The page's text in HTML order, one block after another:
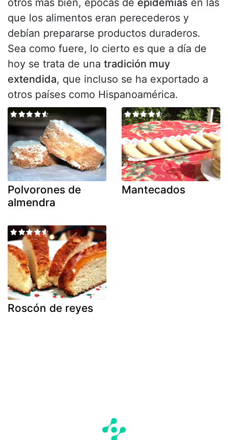
que los alimentos eran perecederos y
debían prepararse productos duraderos.
Sea como fuere, lo cierto es que a día de
hoy se trata de una tradición muy
extendida, que incluso se ha exportado a
otros países como Hispanoamérica.
Polvorones de
almendra
Mantecados
Roscón de reyes